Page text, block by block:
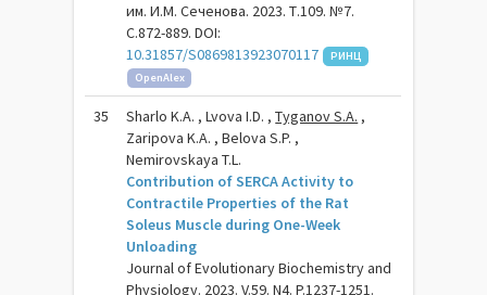
им. И.М. Сеченова. 2023. Т.109. №7.
С.872-889. DOI:
10.31857/S0869813923070117
РИНЦ
OpenAlex
35 Sharlo K.A. , Lvova I.D. ,Tyganov S.A. ,
Zaripova K.A. , Belova S.P. ,
Nemirovskaya T.L.
Contribution of SERCA Activity to
Contractile Properties of the Rat
Soleus Muscle during One-Week
Unloading
Journal of Evolutionary Biochemistry and
Physiology. 2023. V.59. N4. P.1237-1251.